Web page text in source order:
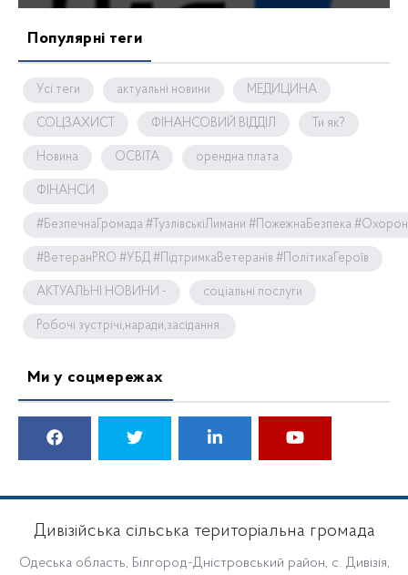
Популярні теги
Усі теги актуальні новини МЕДИЦИНА
СОЦЗАХИСТ ФІНАНСОВИЙ ВІДДІЛ Ти як?
Новина ОСВІТА орендна плата
ФІНАНСИ
#БезпечнаГромада #ТузлівськіЛимани #ПожежнаБезпека
#ВетеранPRO #УБД #ПідтримкаВетеранів #ПолітикаГероїв
АКТУАЛЬНІ НОВИНИ - соціальні послуги
Робочі зустрічі,наради,засідання.
Ми у соцмережах
Дивізійська сільська територіальна громада
Одеська область, Білгород-Дністровський район, с. Дивізія,